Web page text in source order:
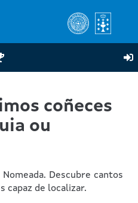
coñeces
ou
Descubre cantos
capaz de localizar.